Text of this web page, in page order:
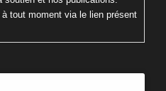
la validation reCaptcha.